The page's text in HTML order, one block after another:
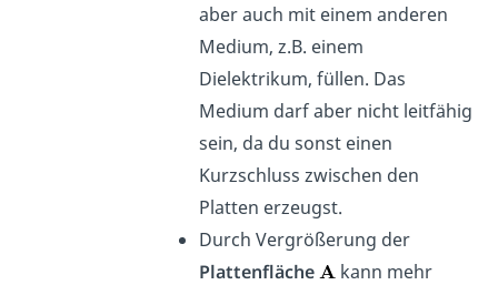
aber auch mit einem anderen
Medium, z.B. einem
Dielektrikum, füllen. Das
Medium darf aber nicht leitfähig
sein, da du sonst einen
Kurzschluss zwischen den
Platten erzeugst.
Durch Vergrößerung der
Plattenfläche
kann mehr